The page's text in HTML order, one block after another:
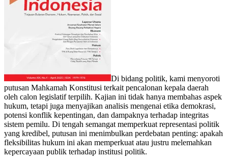
Di bidang politik, kami menyoroti
putusan Mahkamah Konstitusi terkait pencalonan kepala daerah
oleh calon legislatif terpilih. Kajian ini tidak hanya membahas aspek
hukum, tetapi juga menyajikan analisis mengenai etika demokrasi,
potensi konflik kepentingan, dan dampaknya terhadap integritas
sistem pemilu. Di tengah semangat memperkuat representasi politik
yang kredibel, putusan ini menimbulkan perdebatan penting: apakah
fleksibilitas hukum ini akan memperkuat atau justru melemahkan
kepercayaan publik terhadap institusi politik.